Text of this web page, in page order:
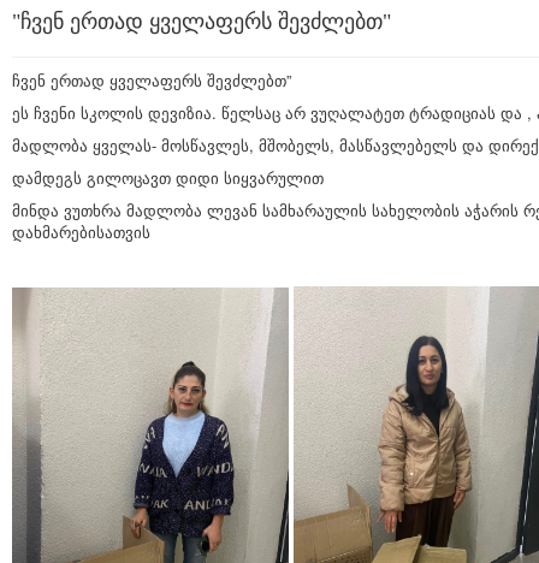
"ჩვენ ერთად ყველაფერს შევძლებთ"
ჩვენ ერთად ყველაფერს შევძლებთ”
ეს ჩვენი სკოლის დევიზია. წელსაც არ ვუღალატეთ ტრადიციას და ,
მადლობა ყველას- მოსწავლეს, მშობელს, მასწავლებელს და
დამდეგს გილოცავთ დიდი სიყვარულით
მინდა ვუთხრა მადლობა ლევან სამხარაულის სახელობის აჭარის
დახმარებისათვის